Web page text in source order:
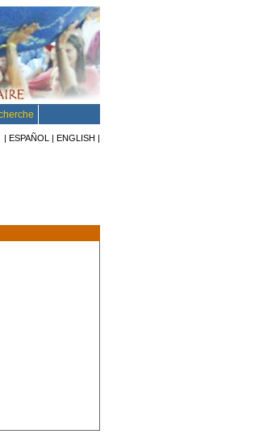
| ESPAÑOL | ENGLISH |